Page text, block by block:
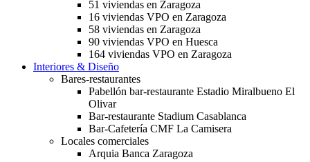
51 viviendas en Zaragoza
16 viviendas VPO en Zaragoza
58 viviendas en Zaragoza
90 viviendas VPO en Huesca
164 viviendas VPO en Zaragoza
Interiores & Diseño
Bares-restaurantes
Pabellón bar-restaurante Estadio Miralbueno El
Olivar
Bar-restaurante Stadium Casablanca
Bar-Cafetería CMF La Camisera
Locales comerciales
Arquia Banca Zaragoza